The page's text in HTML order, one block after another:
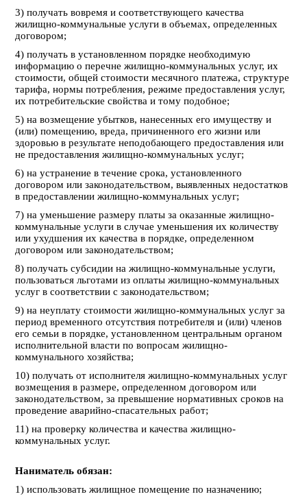
3) получать вовремя и соответствующего качества
жилищно-коммунальные услуги в объемах, определенных
договором;
4) получать в установленном порядке необходимую
информацию о перечне жилищно-коммунальных услуг, их
стоимости, общей стоимости месячного платежа, структуре
тарифа, нормы потребления, режиме предоставления услуг,
их потребительские свойства и тому подобное;
5) на возмещение убытков, нанесенных его имуществу и
(или) помещению, вреда, причиненного его жизни или
здоровью в результате неподобающего предоставления или
не предоставления жилищно-коммунальных услуг;
6) на устранение в течение срока, установленного
договором или законодательством, выявленных недостатков
в предоставлении жилищно-коммунальных услуг;
7) на уменьшение размеру платы за оказанные жилищно-
коммунальные услуги в случае уменьшения их количеству
или ухудшения их качества в порядке, определенном
договором или законодательством;
8) получать субсидии на жилищно-коммунальные услуги,
пользоваться льготами из оплаты жилищно-коммунальных
услуг в соответствии с законодательством;
9) на неуплату стоимости жилищно-коммунальных услуг за
период временного отсутствия потребителя и (или) членов
его семьи в порядке, установленном центральным органом
исполнительной власти по вопросам жилищно-
коммунального хозяйства;
10) получать от исполнителя жилищно-коммунальных услуг
возмещения в размере, определенном договором или
законодательством, за превышение нормативных сроков на
проведение аварийно-спасательных работ;
11) на проверку количества и качества жилищно-
коммунальных услуг.
Наниматель обязан:
1) использовать жилищное помещение по назначению;